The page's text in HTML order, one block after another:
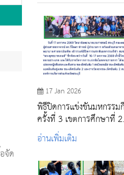
17 Jan 2026
พิธีปิดการแข่งขันมหกรรม
ครั้งที่ 3 เขตการศึกษาที่ 2
"พระพุทธบาทเกมส์"
อ่านเพิ่มเติม
จัด